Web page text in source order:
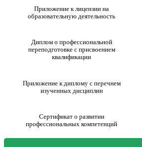
Приложение к лицензии на
образовательную деятельность
Диплом о профессиональной
переподготовке с присвоением
квалификации
Приложение к диплому с перечнем
изученных дисциплин
Сертификат о развитии
профессиональных компетенций